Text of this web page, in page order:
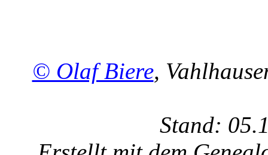
© Olaf Biere,
Stand: